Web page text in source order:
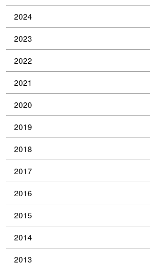
2024
2023
2022
2021
2020
2019
2018
2017
2016
2015
2014
2013